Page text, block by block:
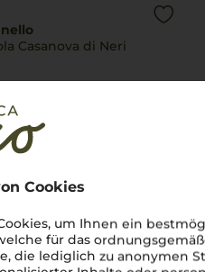
Cookies
um Ihnen ein
für das
die lediglich zu anonymen
Casanova di Neri
€ 359,00
pro Flasche (0.75l), € 478,67/L
inkl. MwSt. zzgl.
Versand